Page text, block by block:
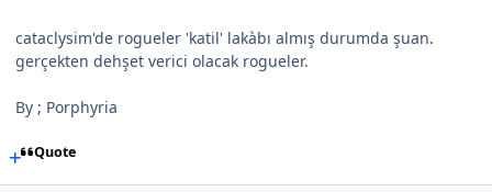
cataclysim'de rogueler 'katil' lakàbı almış durumda şuan.
gerçekten dehşet verici olacak rogueler.
By ; Porphyria
Quote